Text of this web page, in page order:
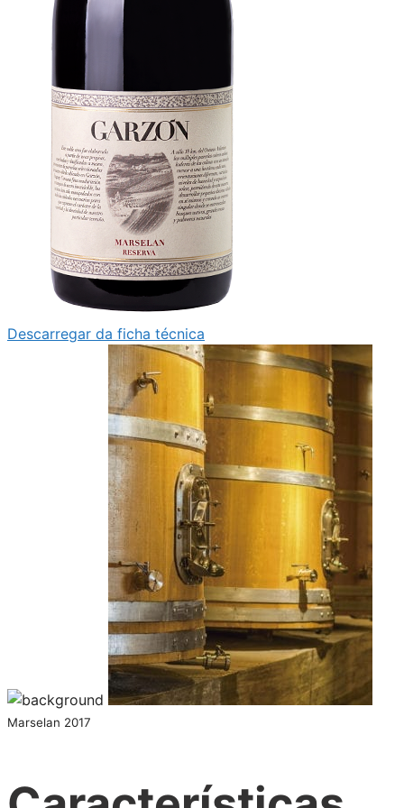
Descarregar da ficha técnica
Marselan 2017